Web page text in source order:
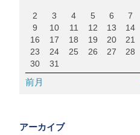
2
3 4 5 6 7
9
10 11 12 13 14
16
17 18 19 20 21
23
24 25 26 27 28
30
31
前月
アーカイブ